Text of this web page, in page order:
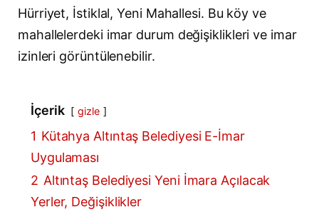
Hürriyet, İstiklal, Yeni Mahallesi. Bu köy ve
mahallelerdeki imar durum değişiklikleri ve imar
izinleri görüntülenebilir.
İçerik gizle
1 Kütahya Altıntaş Belediyesi E-İmar
Uygulaması
2 Altıntaş Belediyesi Yeni İmara Açılacak
Yerler, Değişiklikler